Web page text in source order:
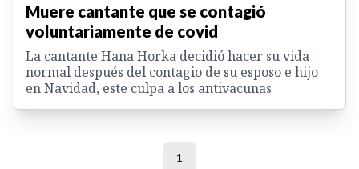
Muere cantante que se contagió
voluntariamente de covid
La cantante Hana Horka decidió hacer su vida
normal después del contagio de su esposo e hijo
en Navidad, este culpa a los antivacunas
1